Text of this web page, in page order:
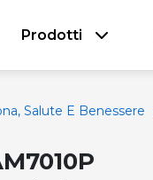
Prodotti
Salute E Benessere